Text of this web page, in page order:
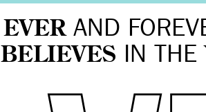
EVERAND
BELIEVES IN THE